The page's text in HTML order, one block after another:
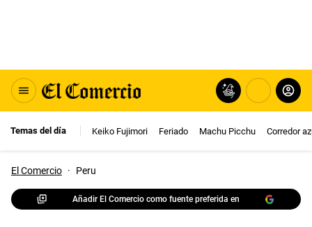
Temas del día Keiko Fujimori Feriado Machu Picchu Corredor
El Comercio · Peru
Añadir El Comercio como fuente preferida en